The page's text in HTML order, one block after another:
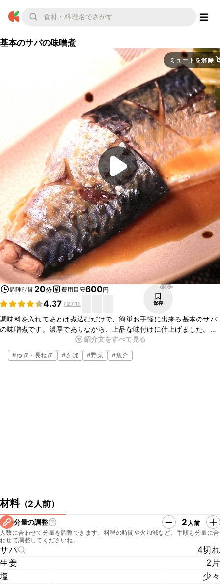
基本のサバの味噌煮
ミュートを解除
調理時間 20分 費用目安600円
4.37 (271)
7580
保存
調味料を入れてあとは煮込むだけで、簡単お手軽に出来る基本のサバ
の味噌煮です。濃厚でありながら、上品な味付けに仕上げました。脂
の乗ったサバを甘辛な味噌のタレにたっぷりつけてお召し上がり下さ
い！ご飯にぴったりのおかずです。
紹介文をすべて見る
#ねぎ・長ねぎ #さば #野菜 #魚介
材料（2人前）
分量の調整 2 人前
人数に合わせて分量を調整できます。料理の時間や火加減など、手順も分量に合
わせて調整してくださいね。
サバ
4切れ
生姜
2片
塩
少々